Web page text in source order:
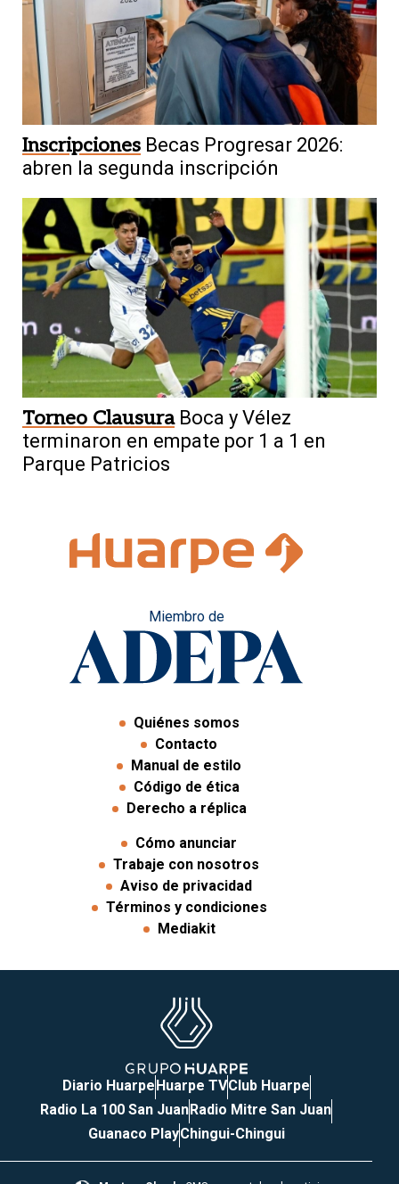
Inscripciones Becas Progresar 2026:
abren la segunda inscripción
Torneo Clausura Boca y Vélez
terminaron en empate por 1 a 1 en
Parque Patricios
Miembro de
Quiénes somos
Contacto
Manual de estilo
Código de ética
Derecho a réplica
Cómo anunciar
Trabaje con nosotros
Aviso de privacidad
Términos y condiciones
Mediakit
Diario HuarpeHuarpe TVClub Huarpe
Radio La 100 San JuanRadio Mitre San Juan
Guanaco PlayChingui-Chingui